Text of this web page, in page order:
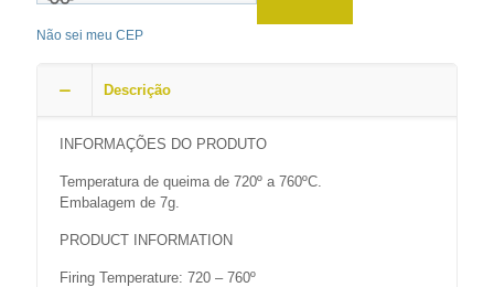
Não sei meu CEP
Descrição
INFORMAÇÕES DO PRODUTO
Temperatura de queima de 720º a 760ºC.
Embalagem de 7g.
PRODUCT INFORMATION
Firing Temperature: 720 – 760º